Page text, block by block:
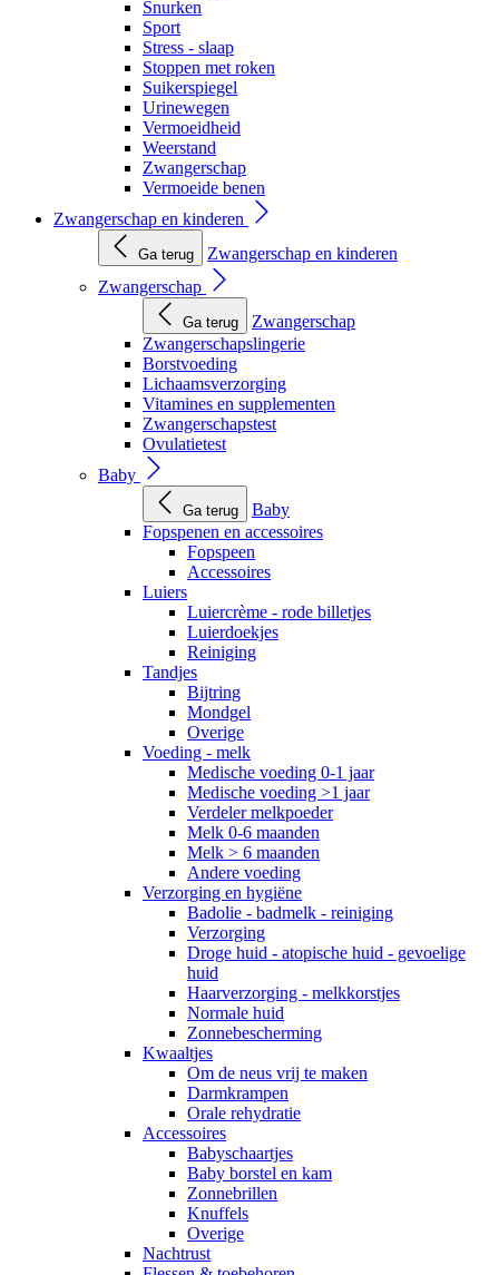
Snurken
Sport
Stress - slaap
Stoppen met roken
Suikerspiegel
Urinewegen
Vermoeidheid
Weerstand
Zwangerschap
Vermoeide benen
Zwangerschap en kinderen
Ga terug
Zwangerschap en kinderen
Zwangerschap
Ga terug
Zwangerschap
Zwangerschapslingerie
Borstvoeding
Lichaamsverzorging
Vitamines en supplementen
Zwangerschapstest
Ovulatietest
Baby
Ga terug
Baby
Fopspenen en accessoires
Fopspeen
Accessoires
Luiers
Luiercrème - rode billetjes
Luierdoekjes
Reiniging
Tandjes
Bijtring
Mondgel
Overige
Voeding - melk
Medische voeding 0-1 jaar
Medische voeding >1 jaar
Verdeler melkpoeder
Melk 0-6 maanden
Melk > 6 maanden
Andere voeding
Verzorging en hygiëne
Badolie - badmelk - reiniging
Verzorging
Droge huid - atopische huid - gevoelige
huid
Haarverzorging - melkkorstjes
Normale huid
Zonnebescherming
Kwaaltjes
Om de neus vrij te maken
Darmkrampen
Orale rehydratie
Accessoires
Babyschaartjes
Baby borstel en kam
Zonnebrillen
Knuffels
Overige
Nachtrust